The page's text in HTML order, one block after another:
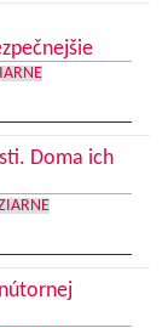
Doma ich